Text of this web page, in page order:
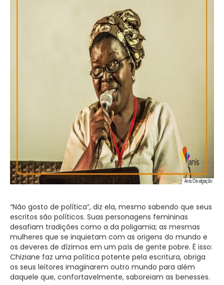
“Não gosto de política”, diz ela, mesmo sabendo que seus
escritos são políticos. Suas personagens femininas
desafiam tradições como a da poligamia; as mesmas
mulheres que se inquietam com as origens do mundo e
os deveres de dízimos em um país de gente pobre. É isso:
Chiziane faz uma política potente pela escritura, obriga
os seus leitores imaginarem outro mundo para além
daquele que, confortavelmente, saboreiam as benesses.